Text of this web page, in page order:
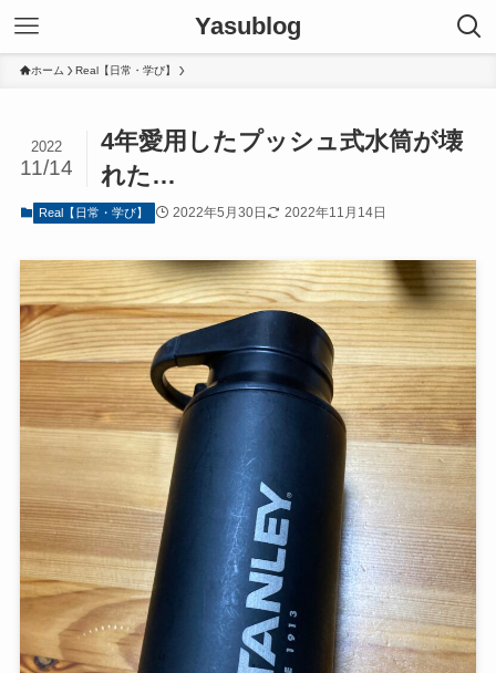
Yasublog
ホーム Real【日常・学び】
4年愛用したプッシュ式水筒が壊
れた…
2022
11/14
Real【日常・学び】 2022年5月30日 2022年11月14日